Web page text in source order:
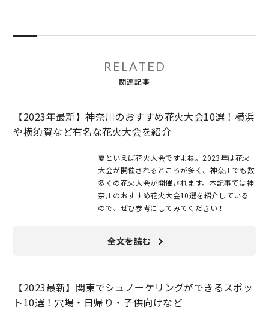
RELATED
関連記事
【2023年最新】神奈川のおすすめ花火大会10選！横浜
や横須賀など有名な花火大会を紹介
夏といえば花火大会ですよね。2023年は花火
大会が開催されるところが多く、神奈川でも数
多くの花火大会が開催されます。本記事では神
奈川のおすすめ花火大会10選を紹介している
ので、ぜひ参考にしてみてください！
全文を読む
【2023最新】関東でシュノーケリングができるスポッ
ト10選！穴場・日帰り・子供向けなど